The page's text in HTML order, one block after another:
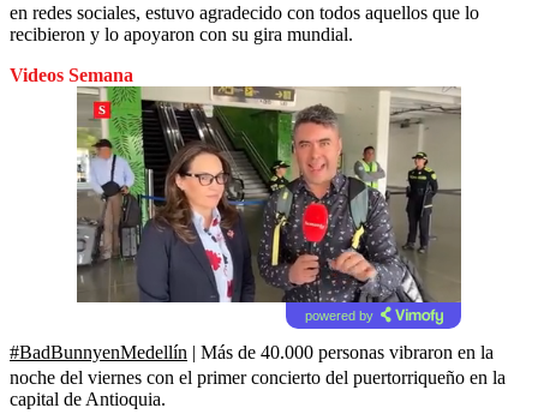
en redes sociales, estuvo agradecido con todos aquellos que lo
recibieron y lo apoyaron con su gira mundial.
Videos Semana
powered by
#BadBunnyenMedellín | Más de 40.000 personas vibraron en la
noche del viernes con el primer concierto del puertorriqueño en la
capital de Antioquia.